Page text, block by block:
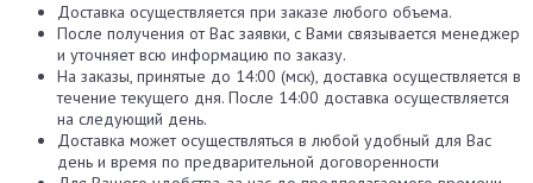
Доставка осуществляется при заказе любого объема.
После получения от Вас заявки, с Вами связывается менеджер
и уточняет всю информацию по заказу.
На заказы, принятые до 14:00 (мск), доставка осуществляется в
течение текущего дня. После 14:00 доставка осуществляется
на следующий день.
Доставка может осуществляться в любой удобный для Вас
день и время по предварительной договоренности